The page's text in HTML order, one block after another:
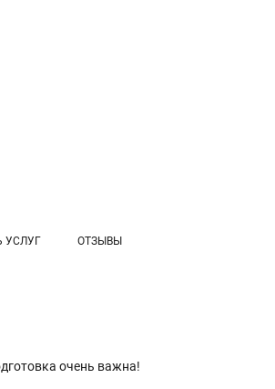
УСЛУГ
ОТЗЫВЫ
очень важна!